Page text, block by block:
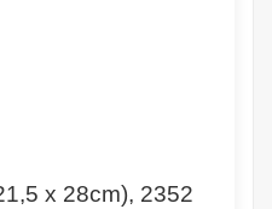
x 28cm), 2352